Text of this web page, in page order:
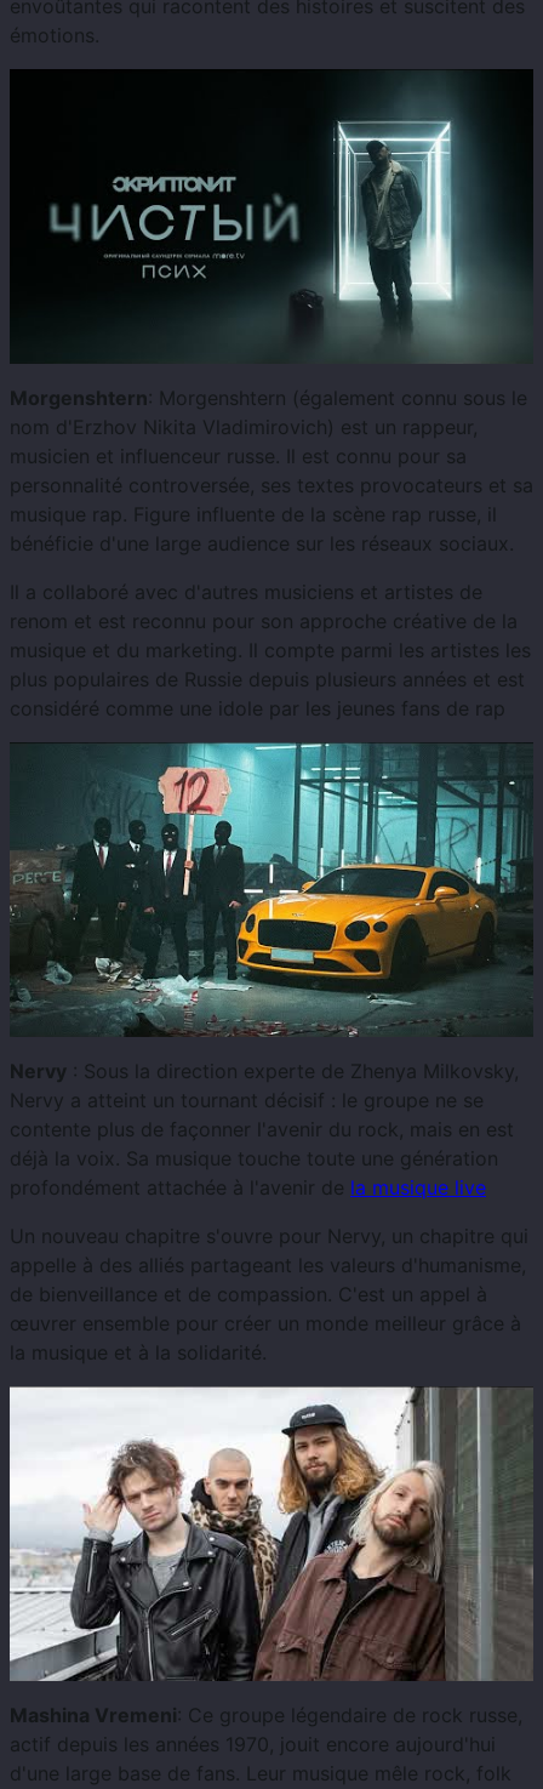
envoûtantes qui racontent des histoires et suscitent des
émotions.
Morgenshtern: Morgenshtern (également connu sous le
nom d'Erzhov Nikita Vladimirovich) est un rappeur,
musicien et influenceur russe. Il est connu pour sa
personnalité controversée, ses textes provocateurs et sa
musique rap. Figure influente de la scène rap russe, il
bénéficie d'une large audience sur les réseaux sociaux.
Il a collaboré avec d'autres musiciens et artistes de
renom et est reconnu pour son approche créative de la
musique et du marketing. Il compte parmi les artistes les
plus populaires de Russie depuis plusieurs années et est
considéré comme une idole par les jeunes fans de rap
Nervy : Sous la direction experte de Zhenya Milkovsky,
Nervy a atteint un tournant décisif : le groupe ne se
contente plus de façonner l'avenir du rock, mais en est
déjà la voix. Sa musique touche toute une génération
profondément attachée à l'avenir de la musique live
Un nouveau chapitre s'ouvre pour Nervy, un chapitre qui
appelle à des alliés partageant les valeurs d'humanisme,
de bienveillance et de compassion. C'est un appel à
œuvrer ensemble pour créer un monde meilleur grâce à
la musique et à la solidarité.
Mashina Vremeni: Ce groupe légendaire de rock russe,
actif depuis les années 1970, jouit encore aujourd'hui
d'une large base de fans. Leur musique mêle rock, folk